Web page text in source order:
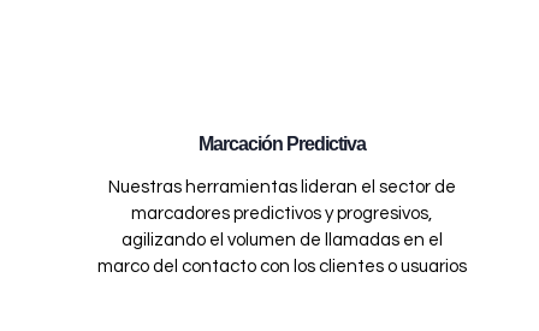
Marcación Predictiva
Nuestras herramientas lideran el sector de
marcadores predictivos y progresivos,
agilizando el volumen de llamadas en el
marco del contacto con los clientes o usuarios